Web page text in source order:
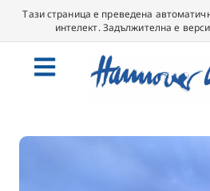
Тази страница е преведена
интелект. Задължителна е